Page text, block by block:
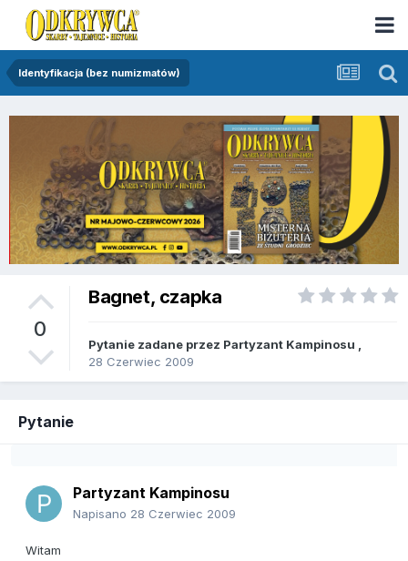
Identyfikacja (bez numizmatów)
0
Bagnet, czapka
Pytanie zadane przez Partyzant Kampinosu
28 Czerwiec 2009
Pytanie
Partyzant Kampinosu
Napisano 28 Czerwiec 2009
Witam